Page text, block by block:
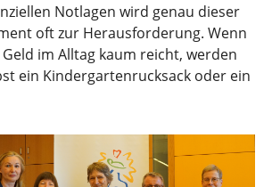
Notlagen wird genau dieser
oft zur Herausforderung. Wenn
Geld im Alltag kaum reicht, werden
ein Kindergartenrucksack oder ein